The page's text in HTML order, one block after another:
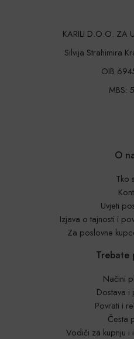
KARILI D.O.O. ZA
Silvija Strahimira
OIB
MBS:
O
Tko
Uvjeti
Izjava o tajnosti i
Za poslovne
Trebate
Načini
Dostava i
Povrati i
Česta
Vodiči za kupnju